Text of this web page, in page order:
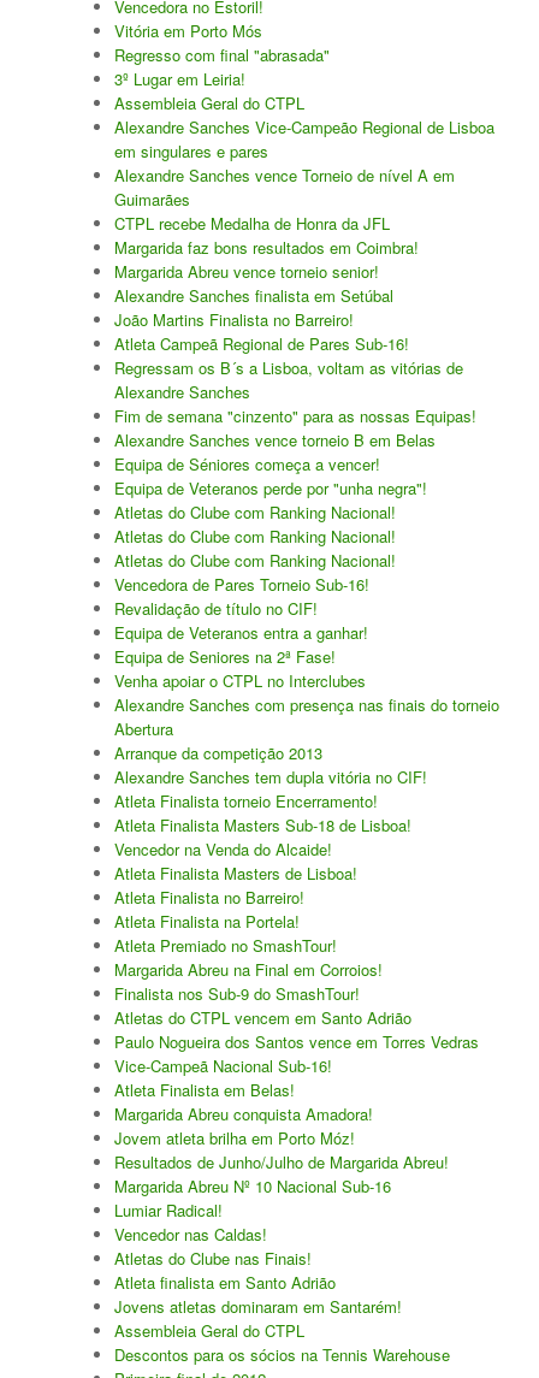
Vencedora no Estoril!
Vitória em Porto Mós
Regresso com final "abrasada"
3º Lugar em Leiria!
Assembleia Geral do CTPL
Alexandre Sanches Vice-Campeão Regional de Lisboa
em singulares e pares
Alexandre Sanches vence Torneio de nível A em
Guimarães
CTPL recebe Medalha de Honra da JFL
Margarida faz bons resultados em Coimbra!
Margarida Abreu vence torneio senior!
Alexandre Sanches finalista em Setúbal
João Martins Finalista no Barreiro!
Atleta Campeã Regional de Pares Sub-16!
Regressam os B´s a Lisboa, voltam as vitórias de
Alexandre Sanches
Fim de semana "cinzento" para as nossas Equipas!
Alexandre Sanches vence torneio B em Belas
Equipa de Séniores começa a vencer!
Equipa de Veteranos perde por "unha negra"!
Atletas do Clube com Ranking Nacional!
Atletas do Clube com Ranking Nacional!
Atletas do Clube com Ranking Nacional!
Vencedora de Pares Torneio Sub-16!
Revalidação de título no CIF!
Equipa de Veteranos entra a ganhar!
Equipa de Seniores na 2ª Fase!
Venha apoiar o CTPL no Interclubes
Alexandre Sanches com presença nas finais do torneio
Abertura
Arranque da competição 2013
Alexandre Sanches tem dupla vitória no CIF!
Atleta Finalista torneio Encerramento!
Atleta Finalista Masters Sub-18 de Lisboa!
Vencedor na Venda do Alcaide!
Atleta Finalista Masters de Lisboa!
Atleta Finalista no Barreiro!
Atleta Finalista na Portela!
Atleta Premiado no SmashTour!
Margarida Abreu na Final em Corroios!
Finalista nos Sub-9 do SmashTour!
Atletas do CTPL vencem em Santo Adrião
Paulo Nogueira dos Santos vence em Torres Vedras
Vice-Campeã Nacional Sub-16!
Atleta Finalista em Belas!
Margarida Abreu conquista Amadora!
Jovem atleta brilha em Porto Móz!
Resultados de Junho/Julho de Margarida Abreu!
Margarida Abreu Nº 10 Nacional Sub-16
Lumiar Radical!
Vencedor nas Caldas!
Atletas do Clube nas Finais!
Atleta finalista em Santo Adrião
Jovens atletas dominaram em Santarém!
Assembleia Geral do CTPL
Descontos para os sócios na Tennis Warehouse